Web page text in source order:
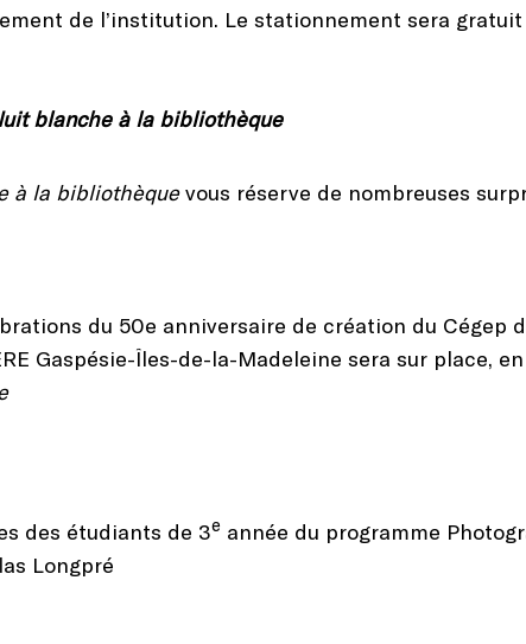
de l’institution. Le stationnement sera
blanche à la bibliothèque
à la bibliothèquevous réserve de nombreuses
du 50e anniversaire de création du Cégep
Gaspésie-Îles-de-la-Madeleine sera sur place,
des étudiants de 3e année du programme
Longpré